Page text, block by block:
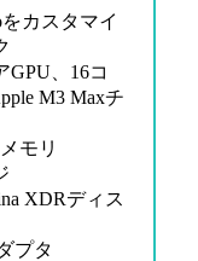
カスタマイ
、16コ
M3 Maxチ
モリ
XDRディス
プタ